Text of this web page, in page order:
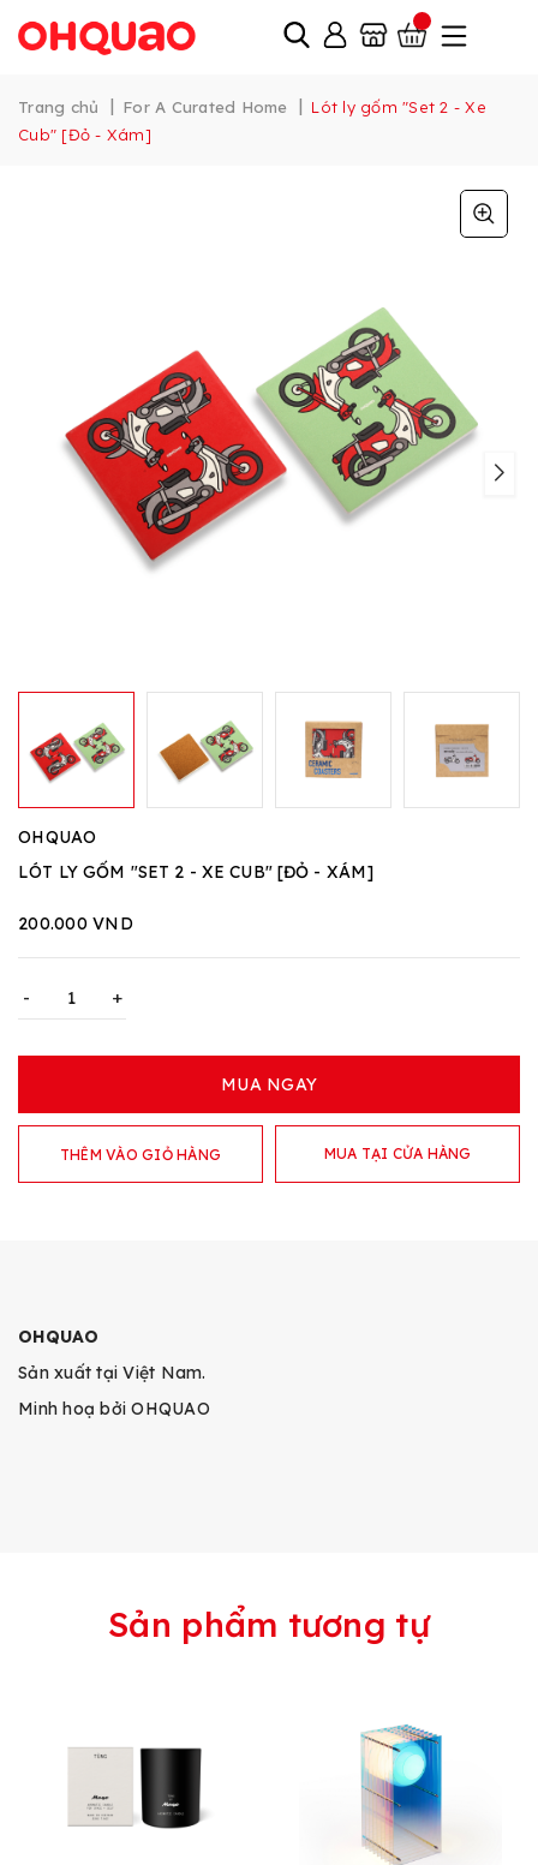
Trang chủ | For A Curated Home | Lót ly gốm "Set 2 - Xe
Cub" [Đỏ - Xám]
OHQUAO
LÓT LY GỐM "SET 2 - XE CUB" [ĐỎ - XÁM]
200.000 VND
- +
MUA NGAY
THÊM VÀO GIỎ HÀNG MUA TẠI CỬA HÀNG
OHQUAO
Sản xuất tại Việt Nam.
Minh hoạ bởi OHQUAO
Sản phẩm tương tự